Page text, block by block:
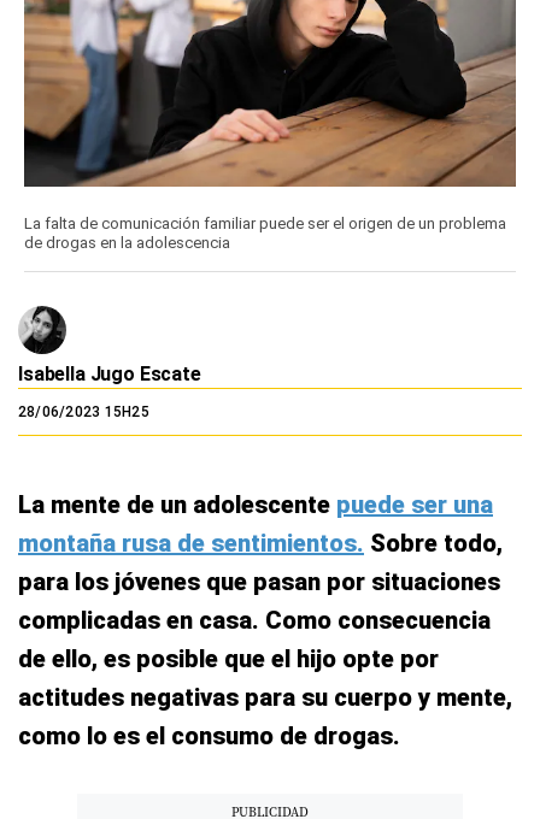
La falta de comunicación familiar puede ser el origen de un problema
de drogas en la adolescencia
Isabella Jugo Escate
28/06/2023 15H25
La mente de un adolescente puede ser una
montaña rusa de sentimientos. Sobre todo,
para los jóvenes que pasan por situaciones
complicadas en casa. Como consecuencia
de ello, es posible que el hijo opte por
actitudes negativas para su cuerpo y mente,
como lo es el consumo de drogas.